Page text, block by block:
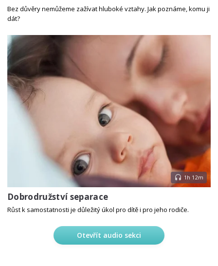
Bez důvěry nemůžeme zažívat hluboké vztahy. Jak poznáme, komu ji
dát?
1h 12m
Dobrodružství separace
Růst k samostatnosti je důležitý úkol pro dítě i pro jeho rodiče.
Otevřít audio sekci